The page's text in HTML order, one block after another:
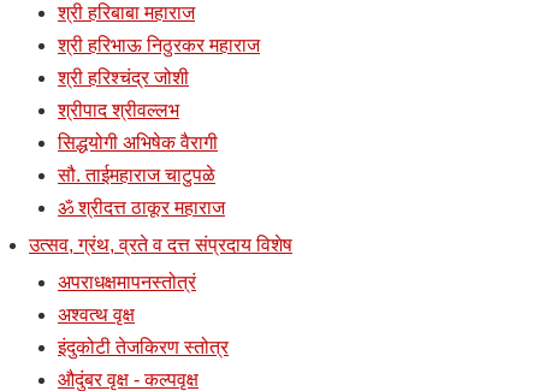
श्री हरिबाबा महाराज
श्री हरिभाऊ निठुरकर महाराज
श्री हरिश्चंद्र जोशी
श्रीपाद श्रीवल्लभ
सिद्धयोगी अभिषेक वैरागी
सौ. ताईमहाराज चाटुपळे
ॐ श्रीदत्त ठाकूर महाराज
उत्सव, ग्रंथ, व्रते व दत्त संप्रदाय विशेष
अपराधक्षमापनस्तोत्रं
अश्वत्थ वृक्ष
इंदुकोटी तेजकिरण स्तोत्र
औदुंबर वृक्ष - कल्पवृक्ष